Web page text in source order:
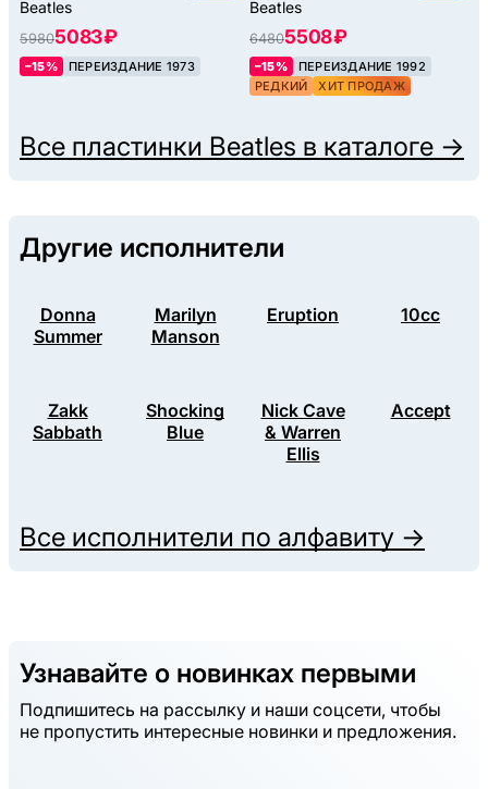
Beatles
59805083 ₽
–15% ПЕРЕИЗДАНИЕ 1973
Beatles
64805508 ₽
–15%
ПЕРЕИЗДАНИЕ 1992
РЕДКИЙ
ХИТ ПРОДАЖ
Все пластинки Beatles в каталоге →
Другие исполнители
Donna
Summer
Marilyn
Manson
Eruption 10cc
Zakk
Sabbath
Shocking
Blue
Nick Cave
& Warren
Ellis
Accept
Все исполнители по алфавиту →
Узнавайте о новинках первыми
Подпишитесь на рассылку и наши соцсети, чтобы
не пропустить интересные новинки и предложения.